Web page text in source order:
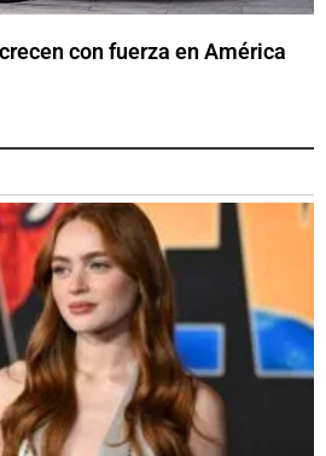
con fuerza en América